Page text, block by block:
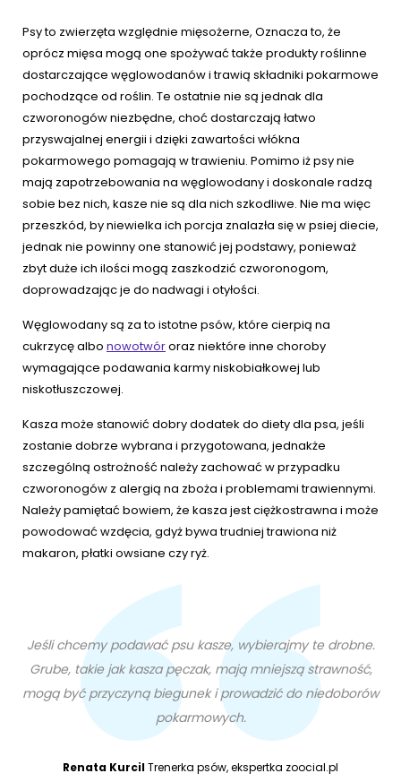
Psy to zwierzęta względnie mięsożerne, Oznacza to, że
oprócz mięsa mogą one spożywać także produkty roślinne
dostarczające węglowodanów i trawią składniki pokarmowe
pochodzące od roślin. Te ostatnie nie są jednak dla
czworonogów niezbędne, choć dostarczają łatwo
przyswajalnej energii i dzięki zawartości włókna
pokarmowego pomagają w trawieniu. Pomimo iż psy nie
mają zapotrzebowania na węglowodany i doskonale radzą
sobie bez nich, kasze nie są dla nich szkodliwe. Nie ma więc
przeszkód, by niewielka ich porcja znalazła się w psiej diecie,
jednak nie powinny one stanowić jej podstawy, ponieważ
zbyt duże ich ilości mogą zaszkodzić czworonogom,
doprowadzając je do nadwagi i otyłości.
Węglowodany są za to istotne psów, które cierpią na
cukrzycę albo nowotwóroraz niektóre inne choroby
wymagające podawania karmy niskobiałkowej lub
niskotłuszczowej.
Kasza może stanowić dobry dodatek do diety dla psa, jeśli
zostanie dobrze wybrana i przygotowana, jednakże
szczególną ostrożność należy zachować w przypadku
czworonogów z alergią na zboża i problemami trawiennymi.
Należy pamiętać bowiem, że kasza jest ciężkostrawna i może
powodować wzdęcia, gdyż bywa trudniej trawiona niż
makaron, płatki owsiane czy ryż.
Jeśli chcemy podawać psu kasze, wybierajmy te drobne.
Grube, takie jak kasza pęczak, mają mniejszą strawność,
mogą być przyczyną biegunek i prowadzić do niedoborów
pokarmowych.
Renata KurcilTrenerka psów, ekspertka zoocial.pl